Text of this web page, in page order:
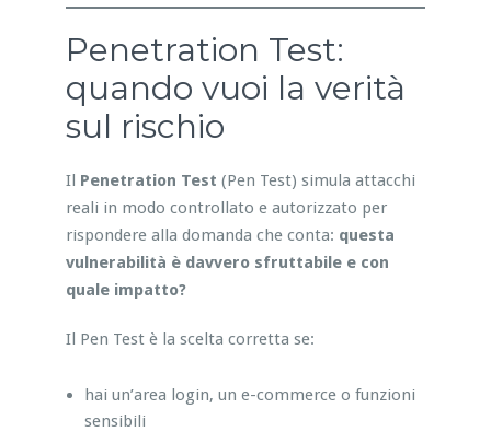
Penetration Test:
quando vuoi la verità
sul rischio
Il Penetration Test (Pen Test) simula attacchi
reali in modo controllato e autorizzato per
rispondere alla domanda che conta: questa
vulnerabilità è davvero sfruttabile e con
quale impatto?
Il Pen Test è la scelta corretta se:
hai un’area login, un e-commerce o funzioni
sensibili